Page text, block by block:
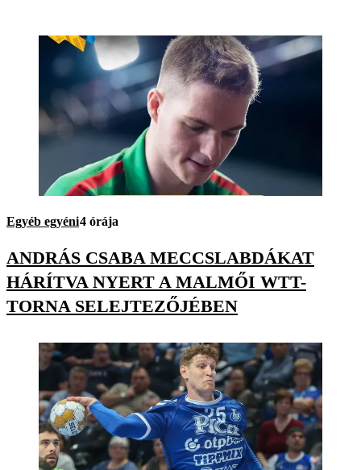
Egyéb egyéni4 órája
ANDRÁS CSABA MECCSLABDÁKAT
HÁRÍTVA NYERT A MALMŐI WTT-
TORNA SELEJTEZŐJÉBEN